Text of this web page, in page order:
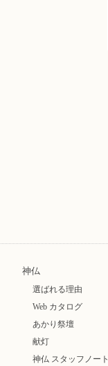
神仏
選ばれる理由
Web カタログ
あかり祭壇
献灯
神仏 スタッフノート